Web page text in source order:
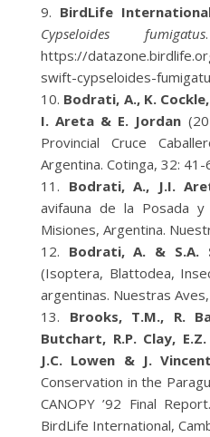
BirdLife
Cypseloides fumigatus
https://
swift-cypseloides-
Bodrati, A., K.
I. Areta & E. Jordan
Provincial Cruce
Argentina. Cotinga, 32: 41-
Bodrati, A., J.I.
avifauna de la Posada
Misiones, Argentina.
Bodrati, A. & S.A.
(Isoptera, Blattodea,
argentinas. Nuestras
Brooks, T.M., R.
Butchart, R.P. Clay,
J.C. Lowen & J. Vincent
Conservation in the
CANOPY ’92 Final
BirdLife International,